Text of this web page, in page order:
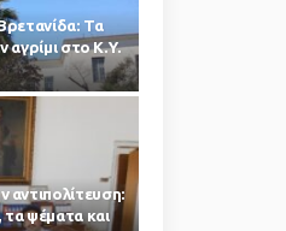
Τα
αγρίμι στο Κ.Υ.
αντιπολίτευση:
τα ψέματα και